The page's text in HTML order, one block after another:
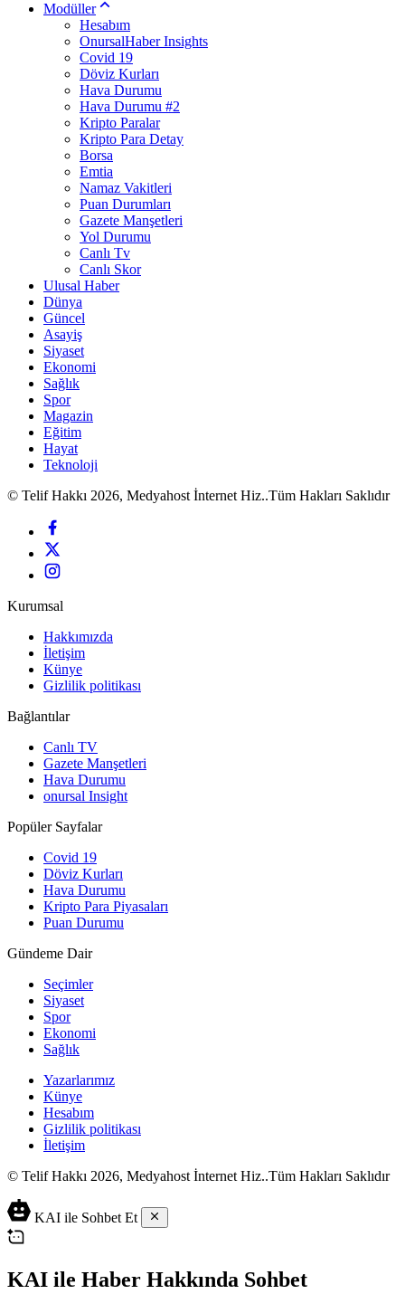
Modüller
Hesabım
OnursalHaber Insights
Covid 19
Döviz Kurları
Hava Durumu
Hava Durumu #2
Kripto Paralar
Kripto Para Detay
Borsa
Emtia
Namaz Vakitleri
Puan Durumları
Gazete Manşetleri
Yol Durumu
Canlı Tv
Canlı Skor
Ulusal Haber
Dünya
Güncel
Asayiş
Siyaset
Ekonomi
Sağlık
Spor
Magazin
Eğitim
Hayat
Teknoloji
© Telif Hakkı 2026, Medyahost İnternet Hiz..Tüm Hakları Saklıdır
Kurumsal
Hakkımızda
İletişim
Künye
Gizlilik politikası
Bağlantılar
Canlı TV
Gazete Manşetleri
Hava Durumu
onursal Insight
Popüler Sayfalar
Covid 19
Döviz Kurları
Hava Durumu
Kripto Para Piyasaları
Puan Durumu
Gündeme Dair
Seçimler
Siyaset
Spor
Ekonomi
Sağlık
Yazarlarımız
Künye
Hesabım
Gizlilik politikası
İletişim
© Telif Hakkı 2026, Medyahost İnternet Hiz..Tüm Hakları Saklıdır
casino
siteleri
casino
2023
lordcasino
canlı
casino
siteleri
iyi
casino
ev
yapımı
salça
KAI ile Sohbet Et
KAI ile Haber Hakkında Sohbet